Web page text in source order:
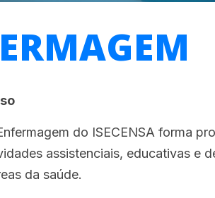
do ISECENSA forma
assistenciais, educativas e
da saúde.